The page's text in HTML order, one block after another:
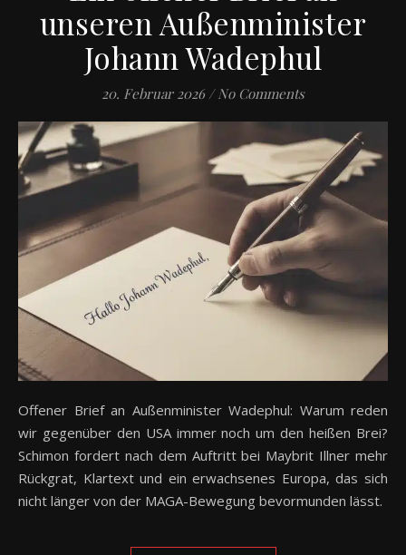
unseren Außenminister
Johann Wadephul
20. Februar 2026 / No Comments
Offener Brief an Außenminister Wadephul: Warum reden
wir gegenüber den USA immer noch um den heißen Brei?
Schimon fordert nach dem Auftritt bei Maybrit Illner mehr
Rückgrat, Klartext und ein erwachsenes Europa, das sich
nicht länger von der MAGA-Bewegung bevormunden lässt.